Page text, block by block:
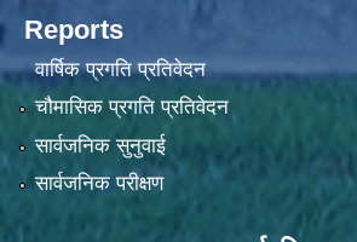
Reports
वार्षिक प्रगति प्रतिवेदन
चौमासिक प्रगति प्रतिवेदन
सार्वजनिक सुनुवाई
सार्वजनिक परीक्षण